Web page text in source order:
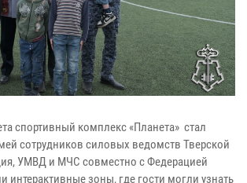
спортивный комплекс «Планета» стал
сотрудников силовых ведомств Тверской
УМВД и МЧС совместно с Федерацией
интерактивные зоны, где гости могли узнать